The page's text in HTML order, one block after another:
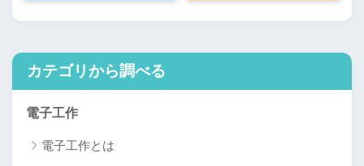
カテゴリから調べる
電子工作
電子工作とは